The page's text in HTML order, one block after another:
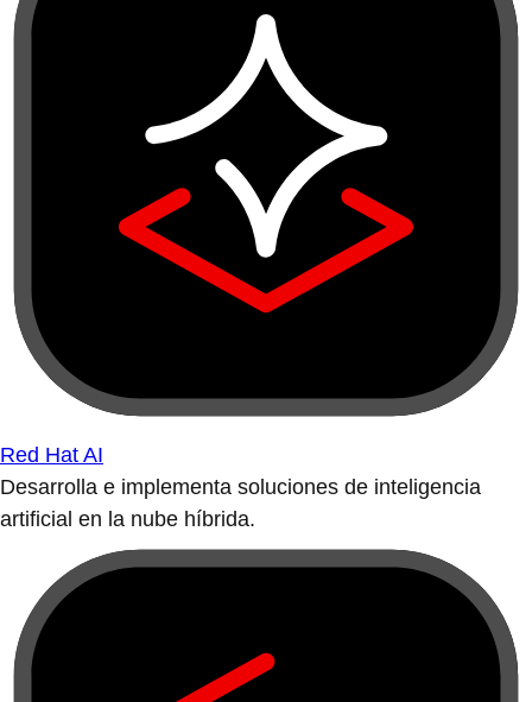
Red Hat AI
Desarrolla e implementa soluciones de inteligencia
artificial en la nube híbrida.